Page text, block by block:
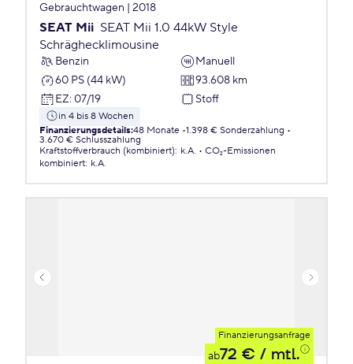
Gebrauchtwagen | 2018
SEAT Mii SEAT Mii 1.0 44kW Style
Schräghecklimousine
Benzin
Manuell
60 PS (44 kW)
93.608 km
EZ: 07/19 Stoff
in 4 bis 8 Wochen
Finanzierungsdetails:48 Monate 1.398 € Sonderzahlung
3.670 € Schlusszahlung
Kraftstoffverbrauch (kombiniert): k.A.
CO₂-Emissionen
kombiniert: k.A.
Finanzierungsanfrage
ab72 € / mtl.